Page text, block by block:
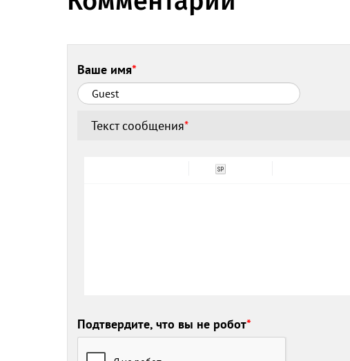
Ваше имя*
Текст сообщения*
Подтвердите, что вы не робот*